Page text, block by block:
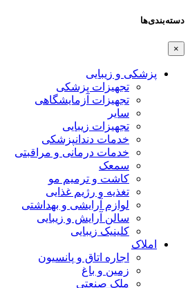
دسته‌بندی‌ها
×
پزشکی و زیبایی
تجهیزات پزشکی
تجهیزات آزمایشگاهی
سایر
تجهیزات زیبایی
خدمات دندانپزشکی
خدمات درمانی و مراقبتی
سمعک
کاشت و ترمیم مو
تغذیه و رژیم غذایی
لوازم آرایشی و بهداشتی
سالن آرایش و زیبایی
کلینیک زیبایی
املاک
اجاره اتاق و پانسیون
زمین و باغ
ملک صنعتی